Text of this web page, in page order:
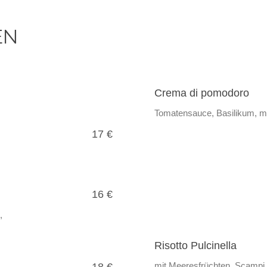
17 €
16 €
Crema di pomodoro
Tomatensauce, Basilikum,
Risotto Pulcinella